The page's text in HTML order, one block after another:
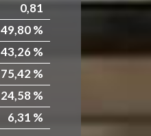
0,81
49,80 %
43,26 %
75,42 %
24,58 %
6,31 %